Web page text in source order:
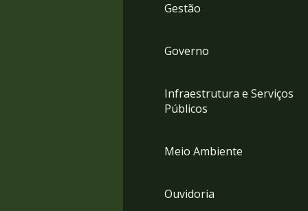
Gestão
Governo
Infraestrutura e Serviços
Públicos
Meio Ambiente
Ouvidoria